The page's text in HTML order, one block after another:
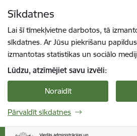
Sīkdatnes
Lai šī tīmekļvietne darbotos, tā
sīkdatnes. Ar Jūsu piekrišanu
izmantotas statistikas un sociālo
Lūdzu, atzīmējiet savu izvēli:
Noraidīt
Pārvaldīt sīkdatnes